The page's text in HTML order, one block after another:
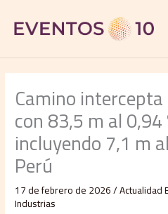
contenido
Camino
con 83,5 m al 0,94
incluyendo 7,1 m
Perú
17 de febrero de 2026/Actualidad
Industrias